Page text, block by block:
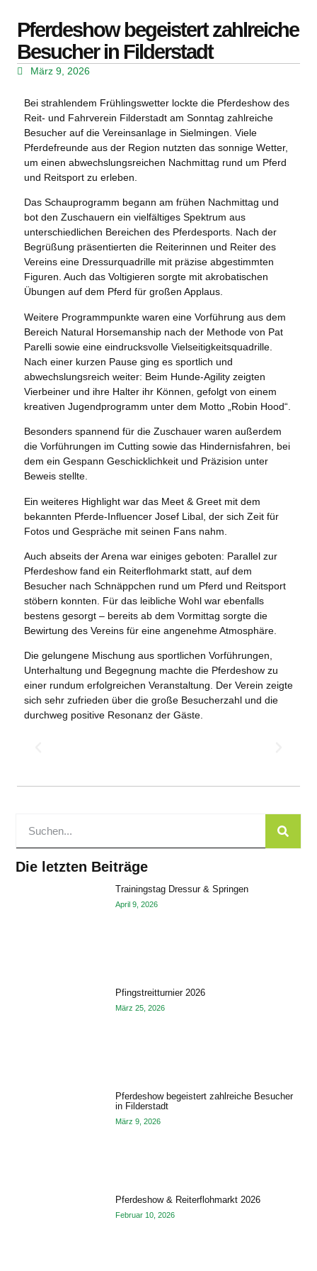
Pferdeshow begeistert zahlreiche
Besucher in Filderstadt
März 9, 2026
Bei strahlendem Frühlingswetter lockte die Pferdeshow des
Reit- und Fahrverein Filderstadt am Sonntag zahlreiche
Besucher auf die Vereinsanlage in Sielmingen. Viele
Pferdefreunde aus der Region nutzten das sonnige Wetter,
um einen abwechslungsreichen Nachmittag rund um Pferd
und Reitsport zu erleben.
Das Schauprogramm begann am frühen Nachmittag und
bot den Zuschauern ein vielfältiges Spektrum aus
unterschiedlichen Bereichen des Pferdesports. Nach der
Begrüßung präsentierten die Reiterinnen und Reiter des
Vereins eine Dressurquadrille mit präzise abgestimmten
Figuren. Auch das Voltigieren sorgte mit akrobatischen
Übungen auf dem Pferd für großen Applaus.
Weitere Programmpunkte waren eine Vorführung aus dem
Bereich Natural Horsemanship nach der Methode von Pat
Parelli sowie eine eindrucksvolle Vielseitigkeitsquadrille.
Nach einer kurzen Pause ging es sportlich und
abwechslungsreich weiter: Beim Hunde-Agility zeigten
Vierbeiner und ihre Halter ihr Können, gefolgt von einem
kreativen Jugendprogramm unter dem Motto „Robin Hood“.
Besonders spannend für die Zuschauer waren außerdem
die Vorführungen im Cutting sowie das Hindernisfahren, bei
dem ein Gespann Geschicklichkeit und Präzision unter
Beweis stellte.
Ein weiteres Highlight war das Meet & Greet mit dem
bekannten Pferde-Influencer Josef Libal , der sich Zeit für
Fotos und Gespräche mit seinen Fans nahm.
Auch abseits der Arena war einiges geboten: Parallel zur
Pferdeshow fand ein Reiterflohmarkt statt, auf dem
Besucher nach Schnäppchen rund um Pferd und Reitsport
stöbern konnten. Für das leibliche Wohl war ebenfalls
bestens gesorgt – bereits ab dem Vormittag sorgte die
Bewirtung des Vereins für eine angenehme Atmosphäre.
Die gelungene Mischung aus sportlichen Vorführungen,
Unterhaltung und Begegnung machte die Pferdeshow zu
einer rundum erfolgreichen Veranstaltung. Der Verein zeigte
sich sehr zufrieden über die große Besucherzahl und die
durchweg positive Resonanz der Gäste.
Die letzten Beiträge
Trainingstag Dressur & Springen
April 9, 2026
Pfingstreitturnier 2026
März 25, 2026
Pferdeshow begeistert zahlreiche Besucher
in Filderstadt
März 9, 2026
Pferdeshow & Reiterflohmarkt 2026
Februar 10, 2026